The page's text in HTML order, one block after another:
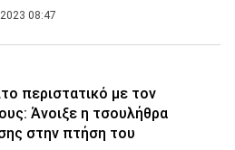
08:47
περιστατικό με τον
Άνοιξε η τσουλήθρα
στην πτήση του